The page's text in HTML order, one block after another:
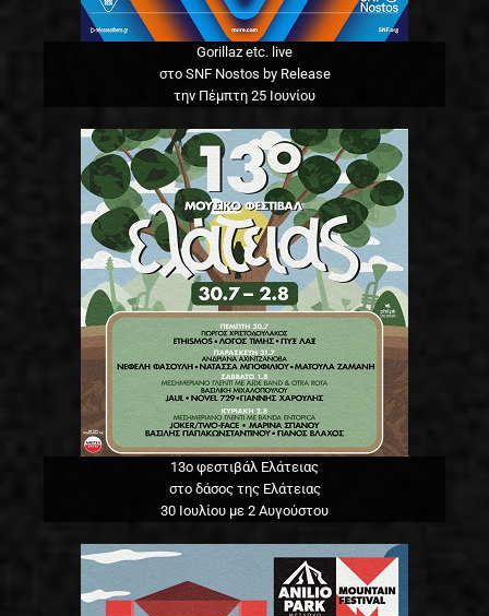
Gorillaz etc. live
στο SNF Nostos by Release
την Πέμπτη 25 Ιουνίου
13o φεστιβάλ Ελάτειας
στο δάσος της Ελάτειας
30 Ιουλίου με 2 Αυγούστου